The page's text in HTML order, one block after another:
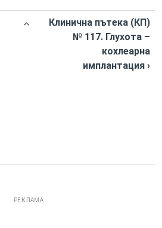
Клинична пътека (КП)
№ 117. Глухота –
кохлеарна
имплантация ›
РЕКЛАМА